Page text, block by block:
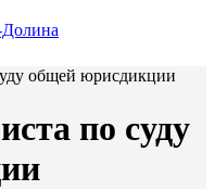
общей юрисдикции
по суду